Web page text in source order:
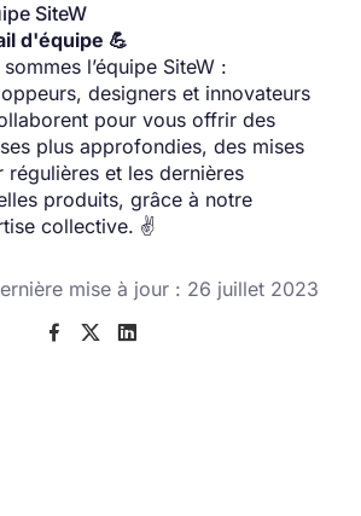
  
SiteW
d'équipe 💪
l’équipe SiteW :
designers et innovateurs
pour vous offrir des
plus approfondies, des mises
régulières et les dernières
produits, grâce à notre
collective. ✌️
mise à jour : 26 juillet 2023